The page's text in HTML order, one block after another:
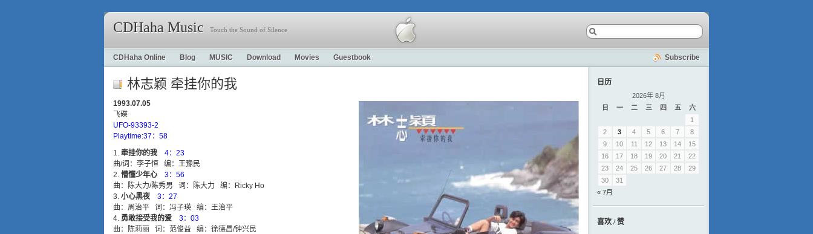
CDHaha Music Touch the Sound of Silence
CDHaha Online Blog MUSIC Download Movies Guestbook Subscribe
林志颖 牵挂你的我
1993.07.05
飞碟
UFO-93393-2
Playtime:37：58
牵挂你的我
4：23
曲/词：李子恒 编：王豫民
懵懂少年心
3：56
曲：陈大力/陈秀男 词：陈大力 编：Ricky Ho
小心黑夜
3：27
曲：周治平 词：冯子瑛 编：王治平
勇敢接受我的爱
3：03
曲：陈莉丽 词：范俊益 编：徐德昌/钟兴民
日历
2026年 8月
日
一 二 三 四 五
六
1
2
3 4 5 6 7
8
9
10 11 12 13 14
15
16
17 18 19 20 21
22
23
24 25 26 27 28
29
30
31
« 7月
喜欢 / 赞